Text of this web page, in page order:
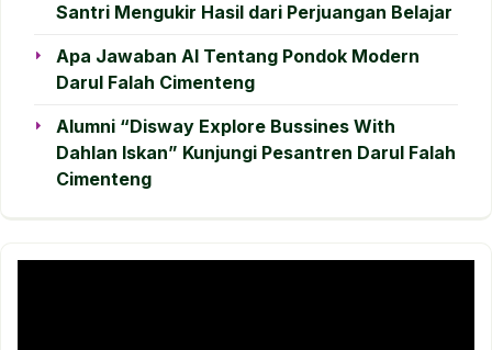
Santri Mengukir Hasil dari Perjuangan Belajar
Apa Jawaban AI Tentang Pondok Modern
Darul Falah Cimenteng
Alumni “Disway Explore Bussines With
Dahlan Iskan” Kunjungi Pesantren Darul Falah
Cimenteng